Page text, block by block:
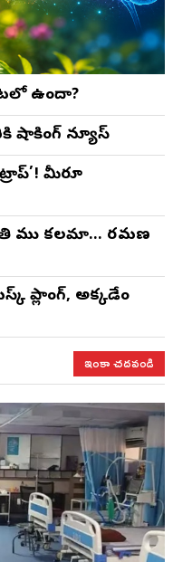
ఉందా?
షాకింగ్ న్యూస్
మీరూ
ముని కలమా… రమణ
ప్లానింగ్, అక్కడేం
ఇంకా చదవండి